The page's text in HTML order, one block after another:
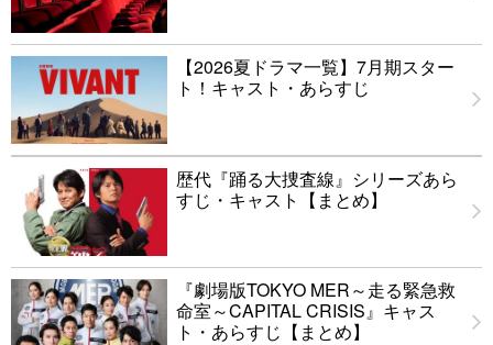
【2026夏ドラマ一覧】7月期スター
ト！キャスト・あらすじ
歴代『踊る大捜査線』シリーズあら
すじ・キャスト【まとめ】
『劇場版TOKYO MER～走る緊急救
命室～CAPITAL CRISIS』キャス
ト・あらすじ【まとめ】